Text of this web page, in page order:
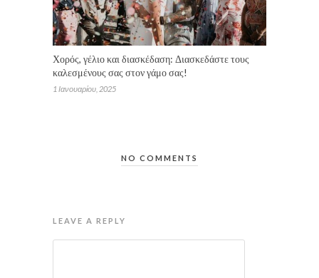
Χορός, γέλιο και διασκέδαση: Διασκεδάστε τους
καλεσμένους σας στον γάμο σας!
1 Ιανουαρίου, 2025
NO COMMENTS
LEAVE A REPLY